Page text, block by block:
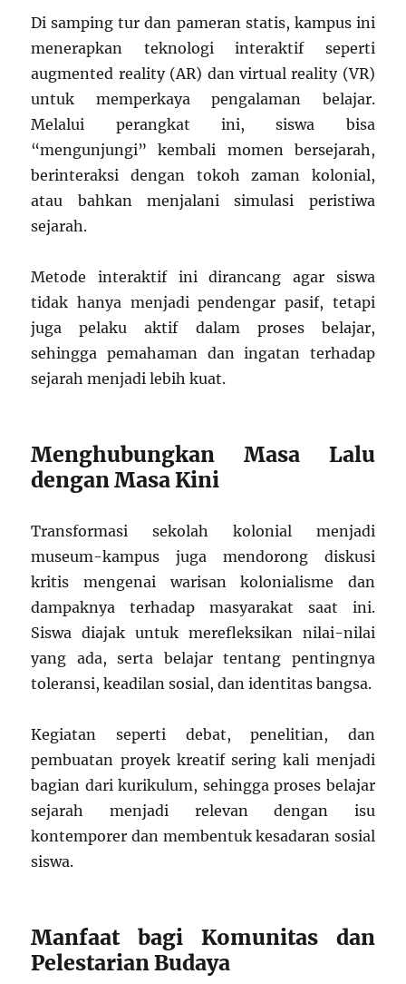
Di samping tur dan pameran statis, kampus ini
menerapkan teknologi interaktif seperti
augmented reality (AR) dan virtual reality (VR)
untuk memperkaya pengalaman belajar.
Melalui perangkat ini, siswa bisa
“mengunjungi” kembali momen bersejarah,
berinteraksi dengan tokoh zaman kolonial,
atau bahkan menjalani simulasi peristiwa
sejarah.
Metode interaktif ini dirancang agar siswa
tidak hanya menjadi pendengar pasif, tetapi
juga pelaku aktif dalam proses belajar,
sehingga pemahaman dan ingatan terhadap
sejarah menjadi lebih kuat.
Menghubungkan Masa Lalu
dengan Masa Kini
Transformasi sekolah kolonial menjadi
museum-kampus juga mendorong diskusi
kritis mengenai warisan kolonialisme dan
dampaknya terhadap masyarakat saat ini.
Siswa diajak untuk merefleksikan nilai-nilai
yang ada, serta belajar tentang pentingnya
toleransi, keadilan sosial, dan identitas bangsa.
Kegiatan seperti debat, penelitian, dan
pembuatan proyek kreatif sering kali menjadi
bagian dari kurikulum, sehingga proses belajar
sejarah menjadi relevan dengan isu
kontemporer dan membentuk kesadaran sosial
siswa.
Manfaat bagi Komunitas dan
Pelestarian Budaya